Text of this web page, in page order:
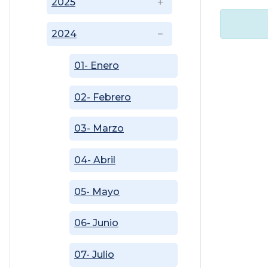
2024
01- Enero
02- Febrero
03- Marzo
04- Abril
05- Mayo
06- Junio
07- Julio